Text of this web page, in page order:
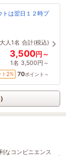
トは翌日１２時プ
大人1名 合計(税込)
3,500円～
1名 3,500円～
ト 2% 70ポイント～
コンビニエンス